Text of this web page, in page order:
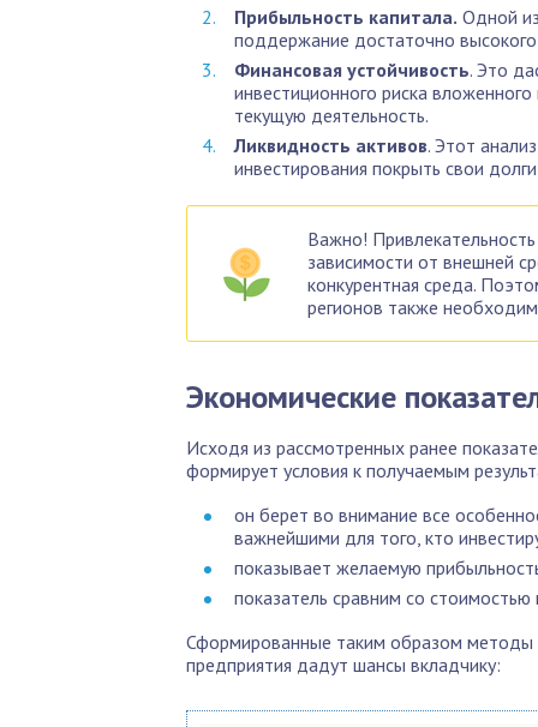
Прибыльность капитала. Одной
поддержание достаточно
Финансовая устойчивость. Это
инвестиционного риска
текущую деятельность.
Ликвидность активов. Этот
инвестирования покрыть свои
Важно!
зависимости от внешней
конкурентная среда.
регионов также
Экономические
Исходя из рассмотренных ранее
формирует условия к получаемым
он берет во внимание все
важнейшими для того, кто
показывает желаемую
показатель сравним со
Сформированные таким образом методы
предприятия дадут шансы вкладчику: